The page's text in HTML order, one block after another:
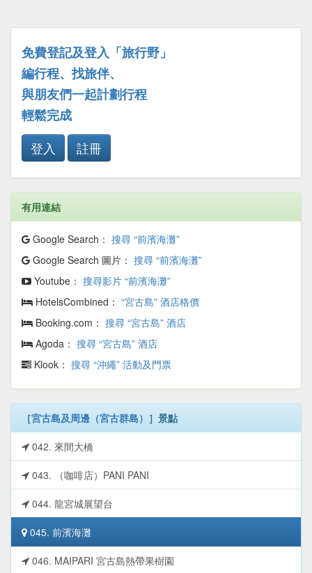
免費登記及登入「旅行野」
編行程、找旅伴、
與朋友們一起計劃行程
輕鬆完成
登入
註冊
有用連結
Google Search： 搜尋 “前濱海灘”
Google Search 圖片： 搜尋 “前濱海灘”
Youtube： 搜尋影片 “前濱海灘”
HotelsCombined： “宮古島” 酒店格價
Booking.com： 搜尋 “宮古島” 酒店
Agoda： 搜尋 “宮古島” 酒店
Klook： 搜尋 “沖繩” 活動及門票
［宮古島及周邊（宮古群島） ］景點
042. 來間大橋
043. （咖啡店）PANI PANI
044. 龍宮城展望台
045. 前濱海灘
046. MAIPARI 宮古島熱帶果樹園